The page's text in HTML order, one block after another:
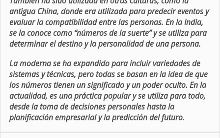
antigua China, donde era utilizada para predecir eventos y
evaluar la compatibilidad entre las personas. En la India,
se la conoce como “números de la suerte” y se utiliza para
determinar el destino y la personalidad de una persona.
La moderna se ha expandido para incluir variedades de
sistemas y técnicas, pero todas se basan en la idea de que
los números tienen un significado y un poder oculto. En la
actualidad, es una práctica popular y se utiliza para todo,
desde la toma de decisiones personales hasta la
planificación empresarial y la predicción del futuro.